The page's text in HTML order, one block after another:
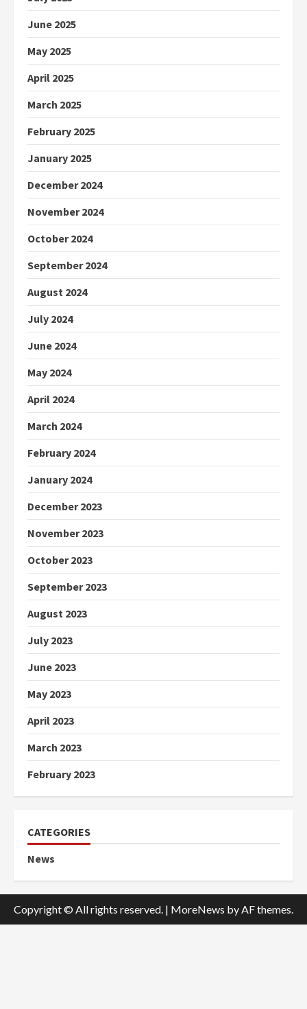
June 2025
May 2025
April 2025
March 2025
February 2025
January 2025
December 2024
November 2024
October 2024
September 2024
August 2024
July 2024
June 2024
May 2024
April 2024
March 2024
February 2024
January 2024
December 2023
November 2023
October 2023
September 2023
August 2023
July 2023
June 2023
May 2023
April 2023
March 2023
February 2023
CATEGORIES
News
Copyright © All rights reserved. | MoreNews by AF themes.